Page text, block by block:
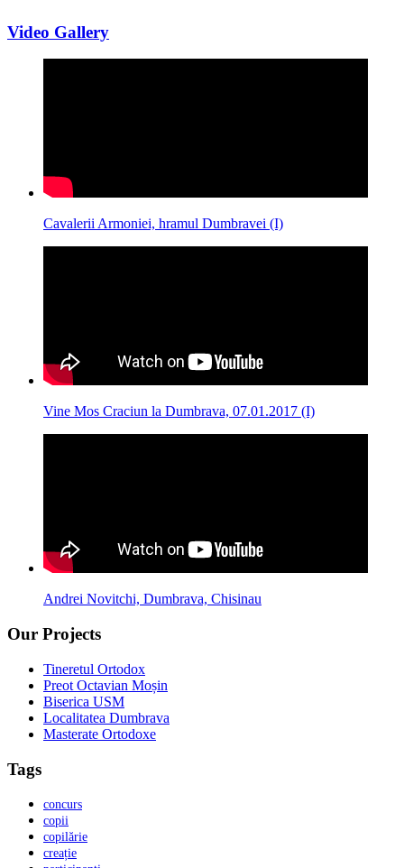
Video Gallery
Cavalerii Armoniei, hramul Dumbravei (I)
Vine Mos Craciun la Dumbrava, 07.01.2017 (I)
Andrei Novitchi, Dumbrava, Chisinau
Our Projects
Tineretul Ortodox
Preot Octavian Moșin
Biserica USM
Localitatea Dumbrava
Masterate Ortodoxe
Tags
concurs
copii
copilărie
creație